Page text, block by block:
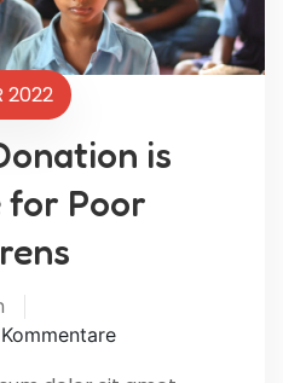
2022
is
for Poor